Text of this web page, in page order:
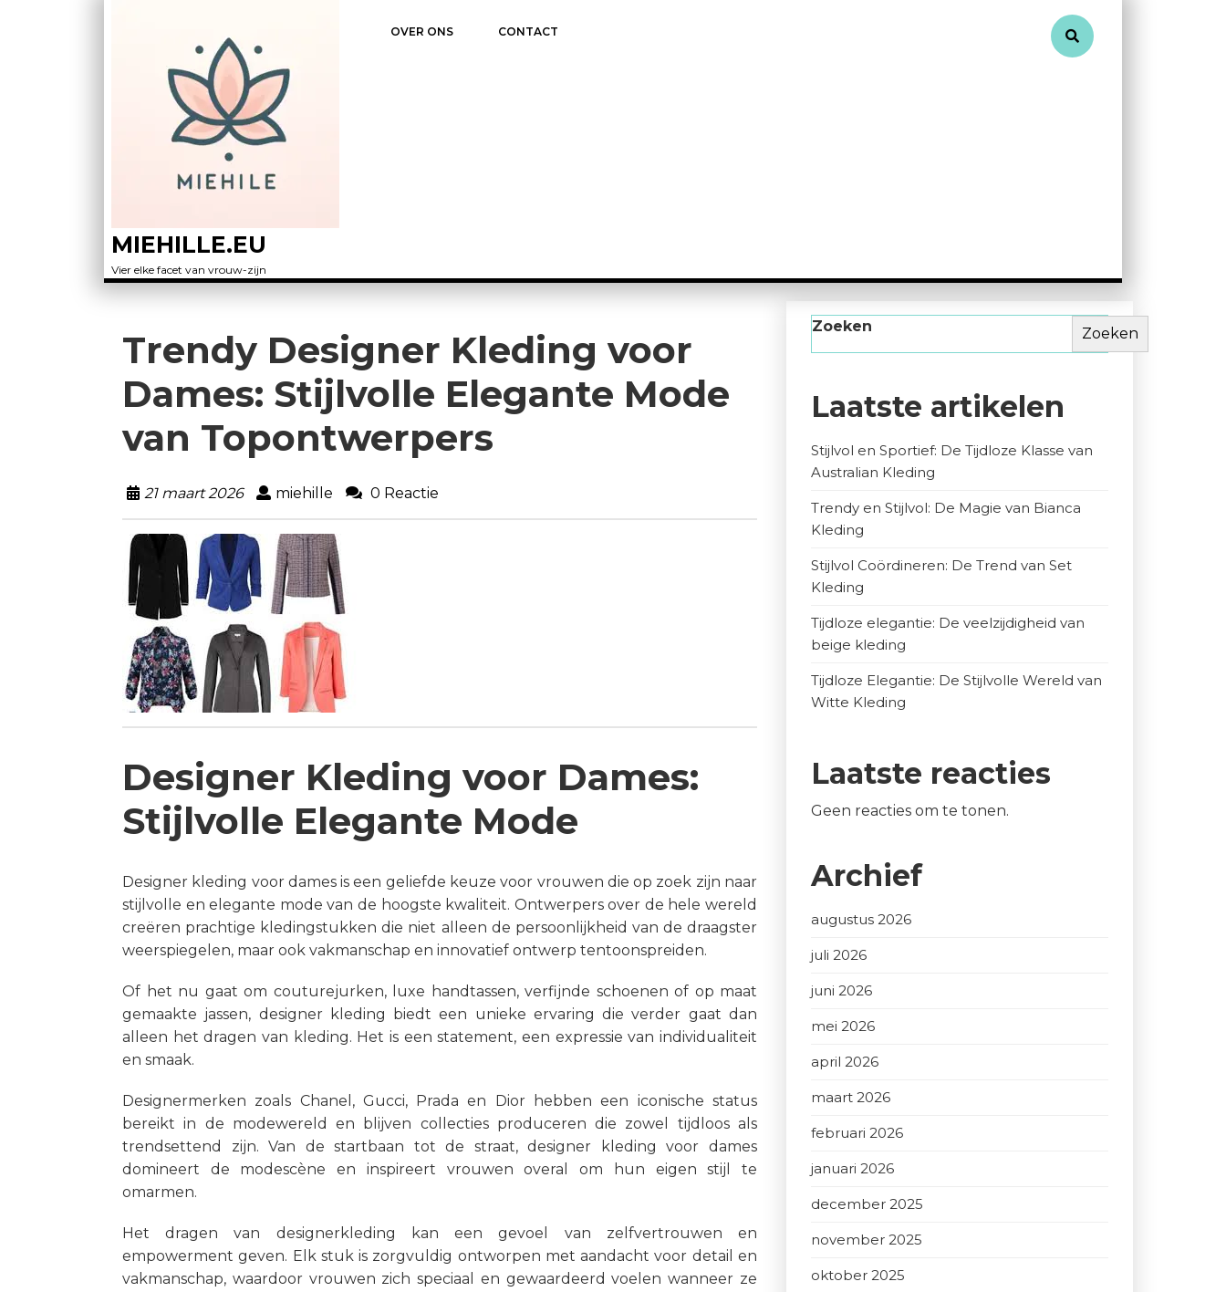
MIEHILLE.EU
Vier elke facet van vrouw-zijn
OVER ONS CONTACT
Trendy Designer Kleding voor
Dames: Stijlvolle Elegante Mode
van Topontwerpers
21 maart 2026 miehille 0 Reactie
Designer Kleding voor Dames:
Stijlvolle Elegante Mode
Designer kleding voor dames is een geliefde keuze voor vrouwen die op zoek zijn naar
stijlvolle en elegante mode van de hoogste kwaliteit. Ontwerpers over de hele wereld
creëren prachtige kledingstukken die niet alleen de persoonlijkheid van de draagster
weerspiegelen, maar ook vakmanschap en innovatief ontwerp tentoonspreiden.
Of het nu gaat om couturejurken, luxe handtassen, verfijnde schoenen of op maat
gemaakte jassen, designer kleding biedt een unieke ervaring die verder gaat dan
alleen het dragen van kleding. Het is een statement, een expressie van individualiteit
en smaak.
Designermerken zoals Chanel, Gucci, Prada en Dior hebben een iconische status
bereikt in de modewereld en blijven collecties produceren die zowel tijdloos als
trendsettend zijn. Van de startbaan tot de straat, designer kleding voor dames
domineert de modescène en inspireert vrouwen overal om hun eigen stijl te
omarmen.
Het dragen van designerkleding kan een gevoel van zelfvertrouwen en
empowerment geven. Elk stuk is zorgvuldig ontworpen met aandacht voor detail en
vakmanschap, waardoor vrouwen zich speciaal en gewaardeerd voelen wanneer ze
Zoeken Zoeken
Laatste artikelen
Stijlvol en Sportief: De Tijdloze Klasse van
Australian Kleding
Trendy en Stijlvol: De Magie van Bianca
Kleding
Stijlvol Coördineren: De Trend van Set
Kleding
Tijdloze elegantie: De veelzijdigheid van
beige kleding
Tijdloze Elegantie: De Stijlvolle Wereld van
Witte Kleding
Laatste reacties
Geen reacties om te tonen.
Archief
augustus 2026
juli 2026
juni 2026
mei 2026
april 2026
maart 2026
februari 2026
januari 2026
december 2025
november 2025
oktober 2025